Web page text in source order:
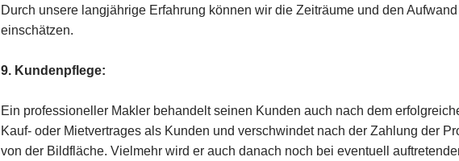
Durch unsere langjährige Erfahrung können wir die Zeiträume und den
einschätzen.
9. Kundenpflege:
Ein professioneller Makler behandelt seinen Kunden auch nach dem
Kauf- oder Mietvertrages als Kunden und verschwindet nach der Zahlung der
von der Bildfläche. Vielmehr wird er auch danach noch bei eventuell